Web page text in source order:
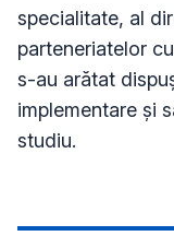
specialitate, al
parteneriatelor
s-au arătat
implementare și
studiu.